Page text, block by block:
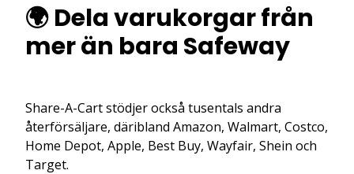
🌍 Dela varukorgar från
mer än bara Safeway
Share-A-Cart stödjer också tusentals andra
återförsäljare, däribland Amazon, Walmart, Costco,
Home Depot, Apple, Best Buy, Wayfair, Shein och
Target.